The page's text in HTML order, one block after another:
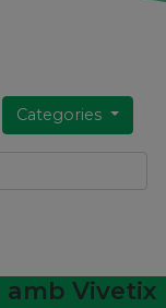
Categories
Vivetix